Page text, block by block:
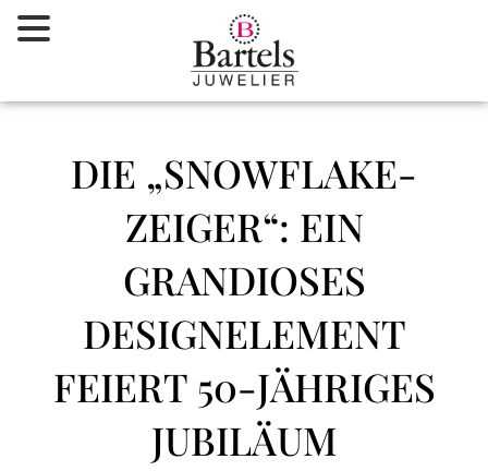
Inhalt
DIE „SNOWFLAKE-
ZEIGER“: EIN
GRANDIOSES
DESIGNELEMENT
FEIERT 50-JÄHRIGES
JUBILÄUM